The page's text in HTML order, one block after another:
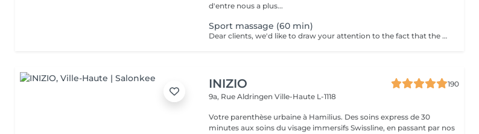
d'entre nous a plus...
Sport massage (60 min)
Dear clients, we'd like to draw your attention to the fact that the actual massage time is indicated in parentheses next to the name of the massage. The duration list on the website includes time for room and client preparation. We strive to provide you with the highest quality and comfort. Thank you for your understanding.
INIZIO
190
9a, Rue AldringenVille-Haute L-1118
Votre parenthèse urbaine à Hamilius. Des soins express de 30
minutes aux soins du visage immersifs Swissline, en passant par nos